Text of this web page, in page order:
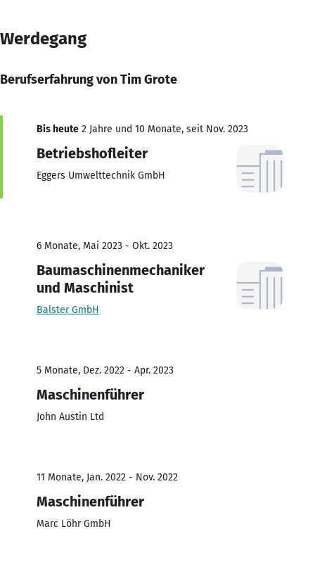
Werdegang
Berufserfahrung von Tim Grote
Bis heute 2 Jahre und 10 Monate, seit Nov. 2023
Betriebshofleiter
Eggers Umwelttechnik GmbH
6 Monate, Mai 2023 - Okt. 2023
Baumaschinenmechaniker
und Maschinist
Balster GmbH
5 Monate, Dez. 2022 - Apr. 2023
Maschinenführer
John Austin Ltd
11 Monate, Jan. 2022 - Nov. 2022
Maschinenführer
Marc Löhr GmbH